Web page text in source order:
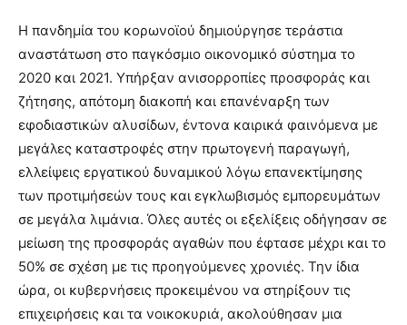
Η πανδημία του κορωνοϊού δημιούργησε τεράστια
αναστάτωση στο παγκόσμιο οικονομικό σύστημα το
2020 και 2021. Υπήρξαν ανισορροπίες προσφοράς και
ζήτησης, απότομη διακοπή και επανέναρξη των
εφοδιαστικών αλυσίδων, έντονα καιρικά φαινόμενα με
μεγάλες καταστροφές στην πρωτογενή παραγωγή,
ελλείψεις εργατικού δυναμικού λόγω επανεκτίμησης
των προτιμήσεών τους και εγκλωβισμός εμπορευμάτων
σε μεγάλα λιμάνια. Όλες αυτές οι εξελίξεις οδήγησαν σε
μείωση της προσφοράς αγαθών που έφτασε μέχρι και το
50% σε σχέση με τις προηγούμενες χρονιές. Την ίδια
ώρα, οι κυβερνήσεις προκειμένου να στηρίξουν τις
επιχειρήσεις και τα νοικοκυριά, ακολούθησαν μια